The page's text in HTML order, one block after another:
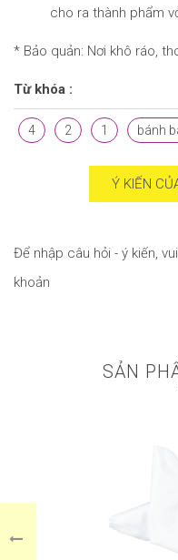
cho ra thành phẩm
* Bảo quản: Nơi khô ráo,
Từ khóa :
4 2 1 bánh
Ý KIẾN
Để nhập câu hỏi - ý kiến,
khoản
SẢN